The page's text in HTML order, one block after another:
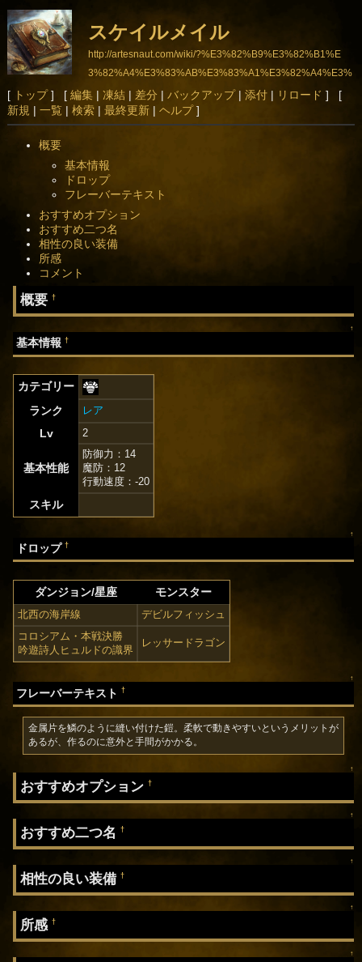
スケイルメイル
http://artesnaut.com/wiki/?%E3%82%B9%E3%82%B1%E
3%82%A4%E3%83%AB%E3%83%A1%E3%82%A4%E3%
83%AB
[ トップ] [ 編集| 凍結| 差分 | バックアップ| 添付| リロード ] [
新規 | 一覧 | 検索| 最終更新| ヘルプ]
概要
基本情報
ドロップ
フレーバーテキスト
おすすめオプション
おすすめ二つ名
相性の良い装備
所感
コメント
概要†
↑
基本情報†
カテゴリー
ランク
レア
Lv 2
基本性能
防御力：14
魔防：12
行動速度：-20
スキル
↑
ドロップ†
ダンジョン/星座 モンスター
北西の海岸線
デビルフィッシュ
コロシアム・本戦決勝
吟遊詩人ヒュルドの識界
レッサードラゴン
↑
フレーバーテキスト†
金属片を鱗のように縫い付けた鎧。柔軟で動きやすいというメリットが
あるが、作るのに意外と手間がかかる。
↑
おすすめオプション†
↑
おすすめ二つ名†
↑
相性の良い装備†
↑
所感†
↑